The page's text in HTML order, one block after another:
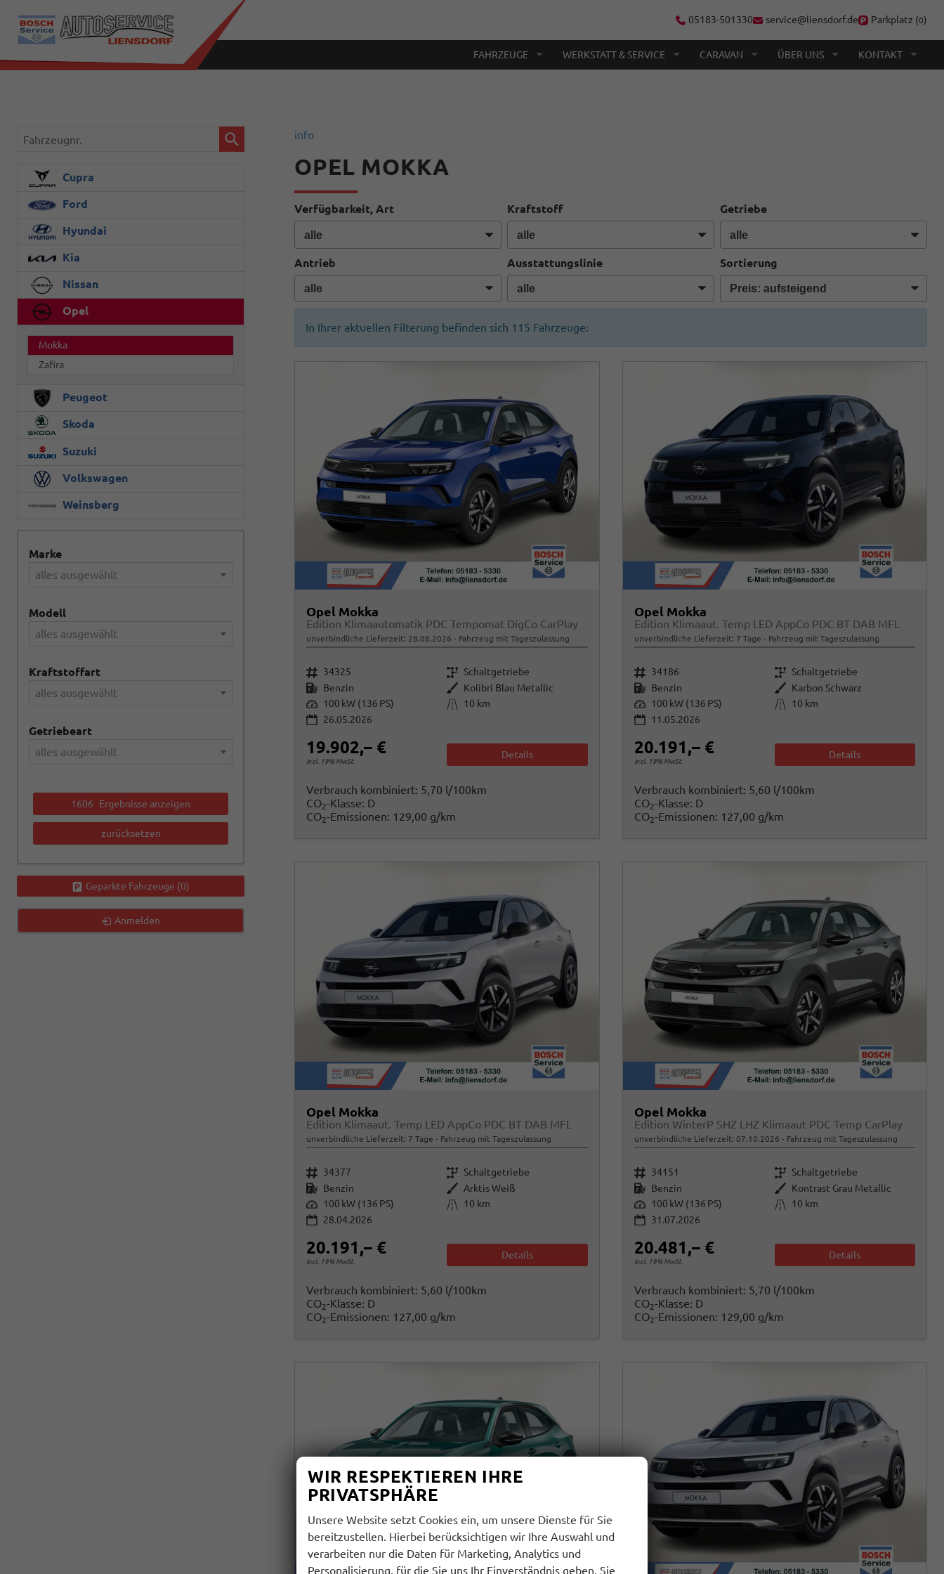
05183-501330 service@liensdorf.de Parkplatz (0)
FAHRZEUGE WERKSTATT & SERVICE CARAVAN ÜBER UNS KONTAKT
info
OPEL MOKKA
Verfügbarkeit, Art Kraftstoff Getriebe
Antrieb Ausstattungslinie Sortierung
In Ihrer aktuellen Filterung befinden sich 115 Fahrzeuge:
Opel Mokka
Edition Klimaautomatik PDC Tempomat DigCo CarPlay
unverbindliche Lieferzeit: 28.08.2026 Fahrzeug mit Tageszulassung
Fahrzeugnr. 34325 Getriebe Schaltgetriebe
Kraftstoff Benzin Außenfarbe Kolibri Blau Metallic
Leistung 100 kW (136 PS) Kilometerstand 10 km
26.05.2026
19.902,– €
incl. 19% MwSt.
Details
Verbrauch kombiniert: 5,70 l/100km
CO2-Klasse: D
CO2-Emissionen: 129,00 g/km
Opel Mokka
Edition Klimaaut. Temp LED AppCo PDC BT DAB MFL
unverbindliche Lieferzeit: 7 Tage Fahrzeug mit Tageszulassung
Fahrzeugnr. 34186 Getriebe Schaltgetriebe
Kraftstoff Benzin Außenfarbe Karbon Schwarz
Leistung 100 kW (136 PS) Kilometerstand
10 km
11.05.2026
20.191,– €
incl. 19% MwSt.
Details
Verbrauch kombiniert: 5,60 l/100km
CO2-Klasse: D
CO2-Emissionen: 127,00 g/km
Opel Mokka
Edition Klimaaut. Temp LED AppCo PDC BT DAB MFL
unverbindliche Lieferzeit: 7 Tage Fahrzeug mit Tageszulassung
Fahrzeugnr. 34377 Getriebe Schaltgetriebe
Kraftstoff Benzin Außenfarbe Arktis Weiß
Leistung 100 kW (136 PS) Kilometerstand 10 km
28.04.2026
20.191,– €
incl. 19% MwSt.
Details
Verbrauch kombiniert: 5,60 l/100km
CO2-Klasse: D
CO2-Emissionen: 127,00 g/km
Opel Mokka
Edition WinterP SHZ LHZ Klimaaut PDC Temp CarPlay
unverbindliche Lieferzeit: 07.10.2026 Fahrzeug mit Tageszulassung
Fahrzeugnr. 34151 Getriebe Schaltgetriebe
Kraftstoff Benzin Außenfarbe Kontrast Grau Metallic
Leistung 100 kW (136 PS) Kilometerstand
10 km
31.07.2026
20.481,– €
incl. 19% MwSt.
Details
Verbrauch kombiniert: 5,70 l/100km
CO2-Klasse: D
CO2-Emissionen: 129,00 g/km
Fahrzeugnr.
Cupra
Ford
Hyundai
Kia
Nissan
Opel
Mokka
Zafira
Peugeot
Skoda
Suzuki
Volkswagen
Weinsberg
Marke
alles ausgewählt
Modell
alles ausgewählt
Kraftstoffart
alles ausgewählt
Getriebeart
alles ausgewählt
1606 Ergebnisse anzeigen
zurücksetzen
Geparkte Fahrzeuge (0)
Anmelden
WIR RESPEKTIEREN IHRE
PRIVATSPHÄRE
Unsere Website setzt Cookies ein, um unsere Dienste für Sie
bereitzustellen. Hierbei berücksichtigen wir Ihre Auswahl und
verarbeiten nur die Daten für Marketing, Analytics und
Personalisierung, für die Sie uns Ihr Einverständnis geben. Sie